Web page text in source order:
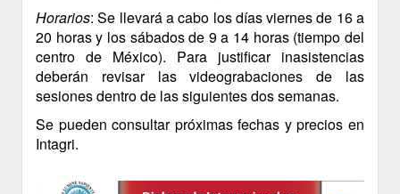
Horarios: Se llevará a cabo los días viernes de 16 a
20 horas y los sábados de 9 a 14 horas (tiempo del
centro de México). Para justificar inasistencias
deberán revisar las videograbaciones de las
sesiones dentro de las siguientes dos semanas.
Se pueden consultar próximas fechas y precios en
Intagri.